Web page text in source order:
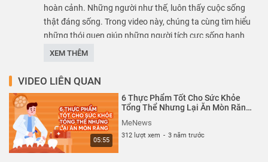
hoàn cảnh. Những người như thế, luôn thấy cuộc sống
thật đáng sống. Trong video này, chúng ta cùng tìm hiểu
những thói quen giúp những người tích cực sống hạnh
phúc và thành công các bạn nhé.
***Về MeNews***
#MeNews: Kênh cung cấp những video tuyệt vời nhất
thuộc nhiều lĩnh vực, từ du lịch, tử vi, làm đẹp đến khoa
học giáo dục,... Đặc biệt MeNews có nhiều video dạng
Infographics độc đáo, xúc tích giúp bạn nắm bắt thông tin
XEM THÊM
VIDEO LIÊN QUAN
05:55
6 Thực Phẩm Tốt Cho Sức Khỏe
Tổng Thể Nhưng Lại Ăn Mòn Răng|
MeNews
312 lượt xem - 3 năm trước